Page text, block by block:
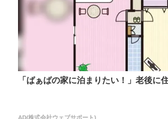
「ばぁばの家に泊まりたい！」老後に
AD(株式会社ウェブサポート)